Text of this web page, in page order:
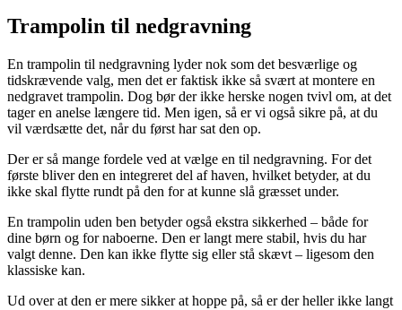
Trampolin til nedgravning
En trampolin til nedgravning lyder nok som det besværlige og
tidskrævende valg, men det er faktisk ikke så svært at montere en
nedgravet trampolin. Dog bør der ikke herske nogen tvivl om, at det
tager en anelse længere tid. Men igen, så er vi også sikre på, at du
vil værdsætte det, når du først har sat den op.
Der er så mange fordele ved at vælge en til nedgravning. For det
første bliver den en integreret del af haven, hvilket betyder, at du
ikke skal flytte rundt på den for at kunne slå græsset under.
En trampolin uden ben betyder også ekstra sikkerhed – både for
dine børn og for naboerne. Den er langt mere stabil, hvis du har
valgt denne. Den kan ikke flytte sig eller stå skævt – ligesom den
klassiske kan.
Ud over at den er mere sikker at hoppe på, så er der heller ikke langt